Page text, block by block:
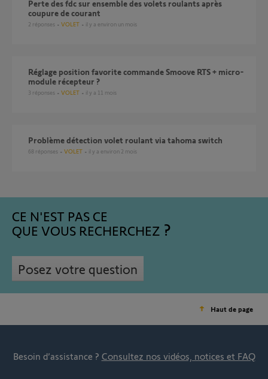
Perte des fdc sur ensemble des volets roulants après
coupure de courant
2 réponses VOLET il y a environ un mois
Réglage position favorite commande Smoove RTS + micro-
module récepteur ?
3 réponses VOLET il y a 11 mois
Problème détection volet roulant via tahoma switch
68 réponses VOLET il y a environ 2 mois
CE N'EST PAS CE
QUE VOUS RECHERCHEZ
Posez votre question
Haut de page
Besoin d’assistance ? Consultez nos vidéos, notices et FAQ